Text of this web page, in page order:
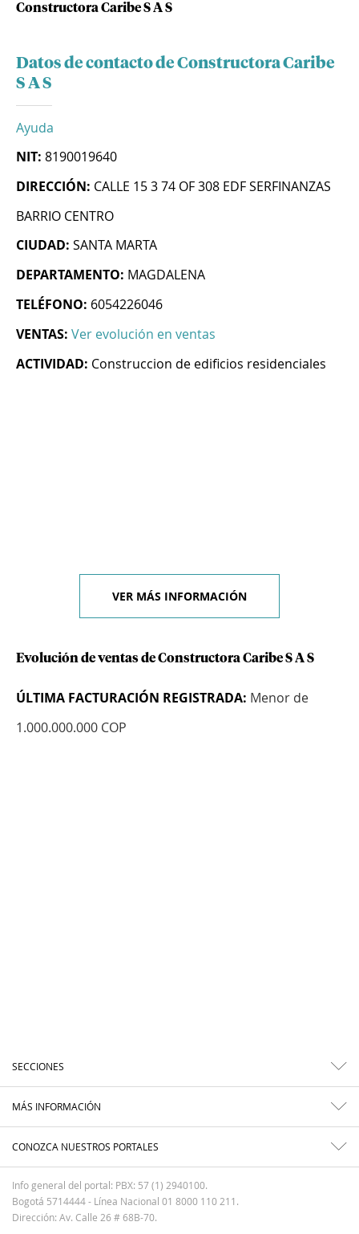
Constructora Caribe S A S
Datos de contacto de Constructora Caribe
S A S
Ayuda
NIT: 8190019640
DIRECCIÓN: CALLE 15 3 74 OF 308 EDF SERFINANZAS
BARRIO CENTRO
CIUDAD: SANTA MARTA
DEPARTAMENTO: MAGDALENA
TELÉFONO: 6054226046
VENTAS: Ver evolución en ventas
ACTIVIDAD: Construccion de edificios residenciales
VER MÁS INFORMACIÓN
Evolución de ventas de Constructora Caribe S A S
ÚLTIMA FACTURACIÓN REGISTRADA: Menor de
1.000.000.000 COP
SECCIONES
MÁS INFORMACIÓN
CONOZCA NUESTROS PORTALES
Info general del portal: PBX: 57 (1) 2940100.
Bogotá 5714444 - Línea Nacional 01 8000 110 211.
Dirección: Av. Calle 26 # 68B-70.